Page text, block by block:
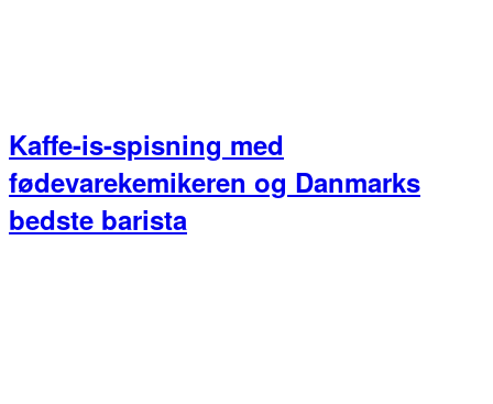
Kaffe-is-spisning med
fødevarekemikeren og Danmarks
bedste barista